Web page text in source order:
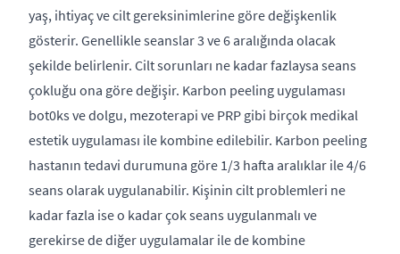
yaş, ihtiyaç ve cilt gereksinimlerine göre değişkenlik
gösterir. Genellikle seanslar 3 ve 6 aralığında olacak
şekilde belirlenir. Cilt sorunları ne kadar fazlaysa seans
çokluğu ona göre değişir. Karbon peeling uygulaması
bot0ks ve dolgu, mezoterapi ve PRP gibi birçok medikal
estetik uygulaması ile kombine edilebilir. Karbon peeling
hastanın tedavi durumuna göre 1/3 hafta aralıklar ile 4/6
seans olarak uygulanabilir. Kişinin cilt problemleri ne
kadar fazla ise o kadar çok seans uygulanmalı ve
gerekirse de diğer uygulamalar ile de kombine